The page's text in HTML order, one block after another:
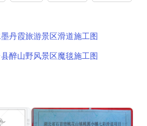
丹霞旅游景区滑道施工图
醉山野风景区魔毯施工图